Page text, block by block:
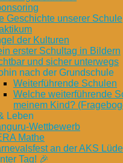
Geschichte unserer Schule
der Kulturen
erster Schultag in Bildern
und sicher unterwegs
nach der Grundschule
Weiterführende Schulen
Welche weiterführende
meinem Kind?
Leben
Wettbewerb
Mathe
an der AKS
Tag! 🎉